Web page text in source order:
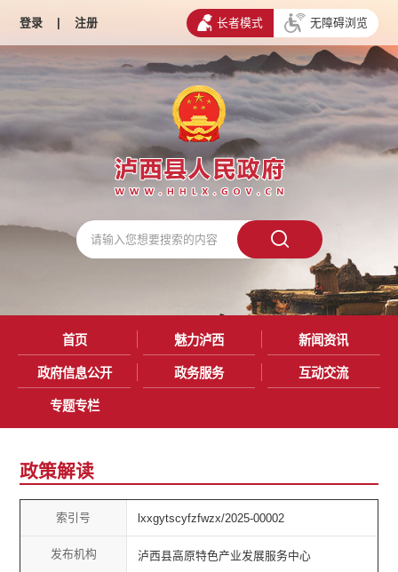
登录 | 注册 长者模式 无障碍浏览
首页 魅力泸西 新闻资讯
政府信息公开 政务服务 互动交流
专题专栏
政策解读
索引号 lxxgytscyfzfwzx/2025-00002
发布机构 泸西县高原特色产业发展服务中心